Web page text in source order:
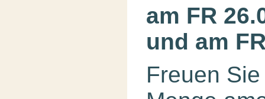
am FR
und am
Freuen